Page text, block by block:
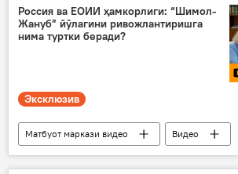
Россиянинг Донбассдаги махсус ҳарбий операцияси
Италия
Россия ва ЕОИИ ҳамкорлиги: “Шимол-
Жануб” йўлагини ривожлантиришга
нима туртки беради?
Эксклюзив
Матбуот маркази видео
Видео
ЕОИИ
Россия